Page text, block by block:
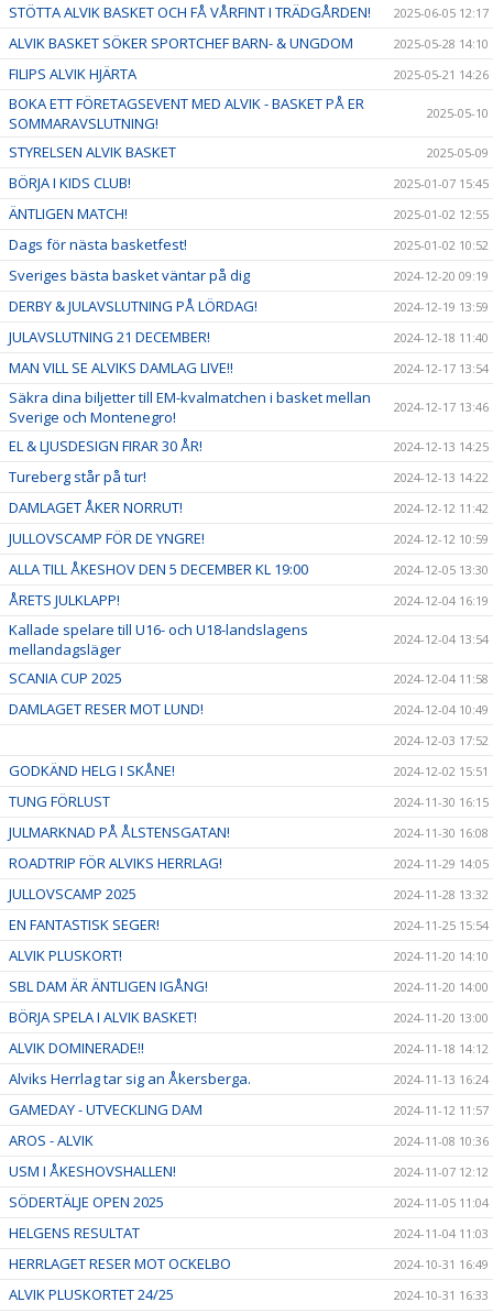
STÖTTA ALVIK BASKET OCH FÅ VÅRFINT I TRÄDGÅRDEN! 2025-06-05 12:17
ALVIK BASKET SÖKER SPORTCHEF BARN- & UNGDOM 2025-05-28 14:10
FILIPS ALVIK HJÄRTA 2025-05-21 14:26
BOKA ETT FÖRETAGSEVENT MED ALVIK - BASKET PÅ ER
SOMMARAVSLUTNING!
2025-05-10
STYRELSEN ALVIK BASKET 2025-05-09
BÖRJA I KIDS CLUB! 2025-01-07 15:45
ÄNTLIGEN MATCH! 2025-01-02 12:55
Dags för nästa basketfest! 2025-01-02 10:52
Sveriges bästa basket väntar på dig 2024-12-20 09:19
DERBY & JULAVSLUTNING PÅ LÖRDAG! 2024-12-19 13:59
JULAVSLUTNING 21 DECEMBER! 2024-12-18 11:40
MAN VILL SE ALVIKS DAMLAG LIVE!! 2024-12-17 13:54
Säkra dina biljetter till EM-kvalmatchen i basket mellan
Sverige och Montenegro!
2024-12-17 13:46
EL & LJUSDESIGN FIRAR 30 ÅR! 2024-12-13 14:25
Tureberg står på tur! 2024-12-13 14:22
DAMLAGET ÅKER NORRUT! 2024-12-12 11:42
JULLOVSCAMP FÖR DE YNGRE! 2024-12-12 10:59
ALLA TILL ÅKESHOV DEN 5 DECEMBER KL 19:00 2024-12-05 13:30
ÅRETS JULKLAPP! 2024-12-04 16:19
Kallade spelare till U16- och U18-landslagens
mellandagsläger
2024-12-04 13:54
SCANIA CUP 2025 2024-12-04 11:58
DAMLAGET RESER MOT LUND!
2024-12-04 10:49
2024-12-03 17:52
GODKÄND HELG I SKÅNE! 2024-12-02 15:51
TUNG FÖRLUST 2024-11-30 16:15
JULMARKNAD PÅ ÅLSTENSGATAN! 2024-11-30 16:08
ROADTRIP FÖR ALVIKS HERRLAG! 2024-11-29 14:05
JULLOVSCAMP 2025 2024-11-28 13:32
EN FANTASTISK SEGER! 2024-11-25 15:54
ALVIK PLUSKORT! 2024-11-20 14:10
SBL DAM ÄR ÄNTLIGEN IGÅNG! 2024-11-20 14:00
BÖRJA SPELA I ALVIK BASKET! 2024-11-20 13:00
ALVIK DOMINERADE!! 2024-11-18 14:12
Alviks Herrlag tar sig an Åkersberga. 2024-11-13 16:24
GAMEDAY - UTVECKLING DAM 2024-11-12 11:57
AROS - ALVIK 2024-11-08 10:36
USM I ÅKESHOVSHALLEN! 2024-11-07 12:12
SÖDERTÄLJE OPEN 2025 2024-11-05 11:04
HELGENS RESULTAT 2024-11-04 11:03
HERRLAGET RESER MOT OCKELBO 2024-10-31 16:49
ALVIK PLUSKORTET 24/25 2024-10-31 16:33